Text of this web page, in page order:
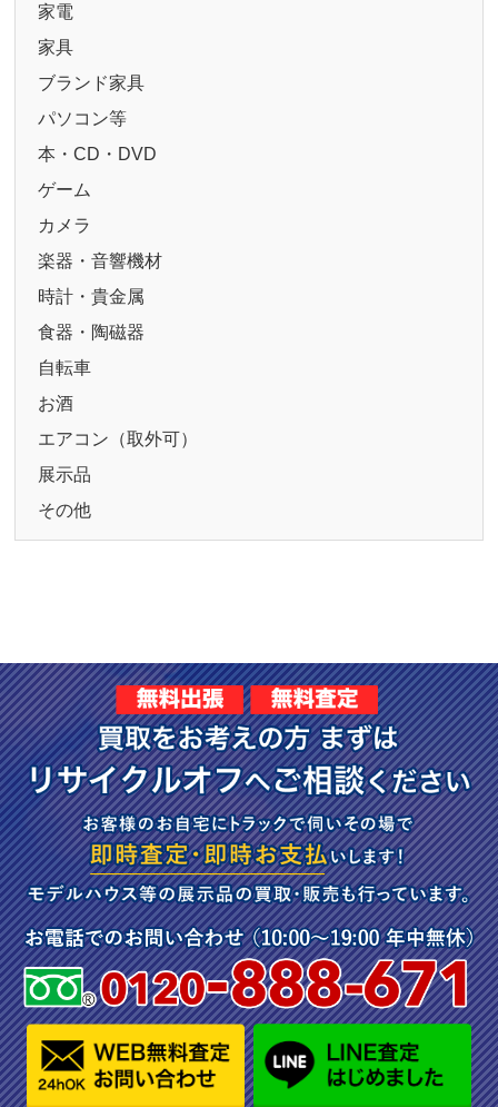
家電
家具
ブランド家具
パソコン等
本・CD・DVD
ゲーム
カメラ
楽器・音響機材
時計・貴金属
食器・陶磁器
自転車
お酒
エアコン（取外可）
展示品
その他